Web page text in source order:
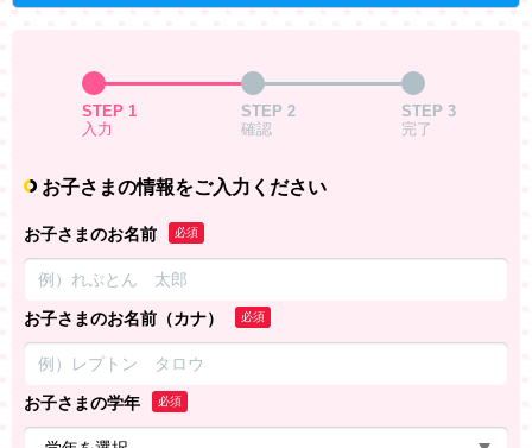
STEP 1
入力
STEP 2
確認
STEP 3
完了
お子さまの情報をご入力ください
お子さまのお名前 必須
お子さまのお名前（カナ） 必須
お子さまの学年 必須